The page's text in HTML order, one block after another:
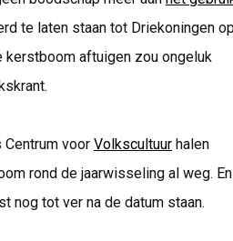
te laten staan tot Driekoningen
kerstboom aftuigen zou ongeluk
voor Volkscultuurhalen
rond de jaarwisseling al weg. En
nog tot ver na de datum staan.